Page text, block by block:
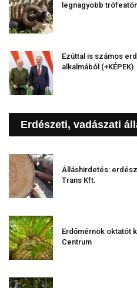
legnagyobb
Ezúttal is számos
alkalmából (+KÉPEK)
Erdészeti, vadászati
Álláshirdetés:
Trans Kft.
Erdőmérnök oktatót
Centrum